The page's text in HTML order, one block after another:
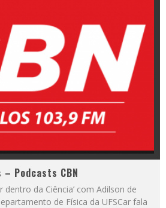
Podcasts CBN
dentro da Ciência’ com Adilson de
de Física da UFSCar fala